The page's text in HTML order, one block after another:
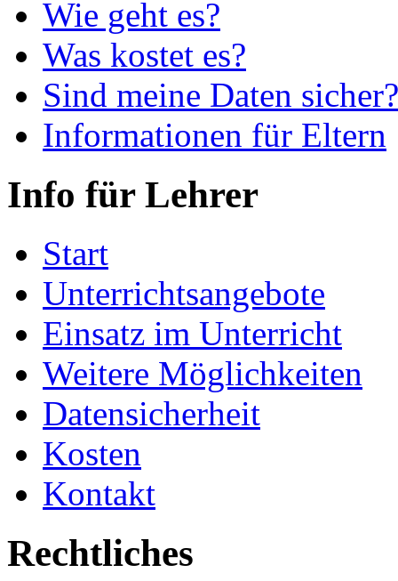
Wie geht es?
Was kostet es?
Sind meine Daten sicher?
Informationen für Eltern
Info für Lehrer
Start
Unterrichtsangebote
Einsatz im Unterricht
Weitere Möglichkeiten
Datensicherheit
Kosten
Kontakt
Rechtliches